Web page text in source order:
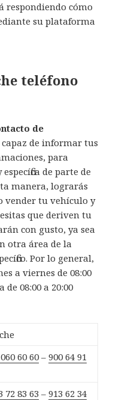
respondiendo cómo
su plataforma
teléfono
de
capaz de informar tus
para
de parte de
manera, lograrás
vender tu vehículo y
que deriven tu
con gusto, ya sea
otra área de la
Por lo general,
a viernes de 08:00
de 08:00 a 20:00
60 60–900 64 91
72 83 63 –913 62 34